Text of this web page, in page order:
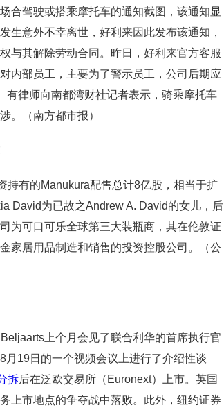
合驾驶或搭乘摩托车的通知截图，该通知显
生意外不幸离世，好利来因此发布该通知，
与其解除劳动合同。昨日，好利来官方客服
内部员工，主要为了警示员工，公司后期应
有律师向南都湾财社记者表示，骑乘摩托车
。（南方都市报）
持有的Manukura配售总计8亿股，相当于扩
David为已故之Andrew A. David的女儿，后
为可口可乐全球第三大装瓶商，其在伦敦证
家居用品制造和销售的投资控股公司。（公
上个月会见了联合利华的首席执行官
19日的一个视频会议上进行了介绍性谈
拆后在泛欧交易所（Euronext）上市。英国
上市地点的争夺战中落败。此外，纽约证券